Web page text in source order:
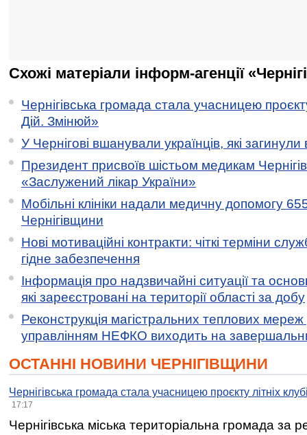
Схожі матеріали інформ-агенції
Чернігівська громада стала учасницею
Дій. Змінюй»
У Чернігові вшанували українців, які загинули
Президент присвоїв шістьом медикам
«Заслужений лікар України»
Мобільні клініки надали медичну допомогу
Чернігівщини
Нові мотиваційні контракти: чіткі терміни
гідне забезпечення
Інформація про надзвичайні ситуації та
які зареєстровані на території області за добу
Реконструкція магістральних теплових мереж
управлінням НЕФКО виходить на
ОСТАННІ НОВИНИ ЧЕРНІГІВЩИНИ
Чернігівська громада стала учасницею проєкту літніх
17:17
Чернігівська міська територіальна громада за